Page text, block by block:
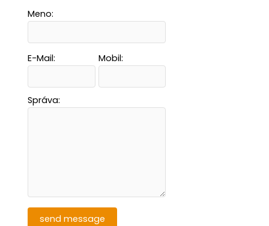
Meno:
E-Mail: Mobil:
Správa: